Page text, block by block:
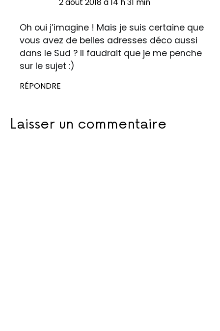
2 août 2018 à 14 h 31 min
Oh oui j’imagine ! Mais je suis certaine que
vous avez de belles adresses déco aussi
dans le Sud ? Il faudrait que je me penche
sur le sujet :)
RÉPONDRE
Laisser un commentaire